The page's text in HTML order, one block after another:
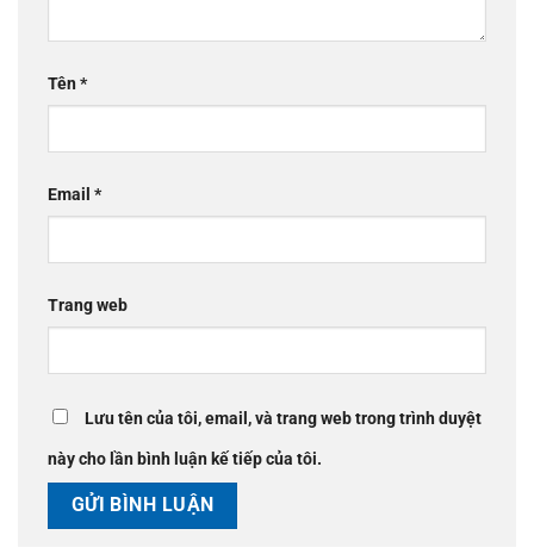
Tên*
Email *
Trang web
Lưu tên của tôi, email, và trang web trong trình duyệt
này cho lần bình luận kế tiếp của tôi.